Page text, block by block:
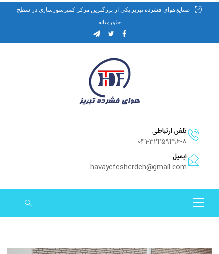
صنایع هوای فشرده تبریز یکی از بزرگترین مرکز کمپرسورسازی در سطح
خاورمیانه
تلفن ارتباطی
041-32459496-8
ایمیل
havayefeshordeh@gmail.com